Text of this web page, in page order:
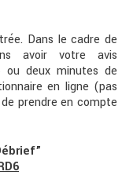
Dans le cadre de
avoir votre avis
ou deux minutes de
en ligne (pas
prendre en compte